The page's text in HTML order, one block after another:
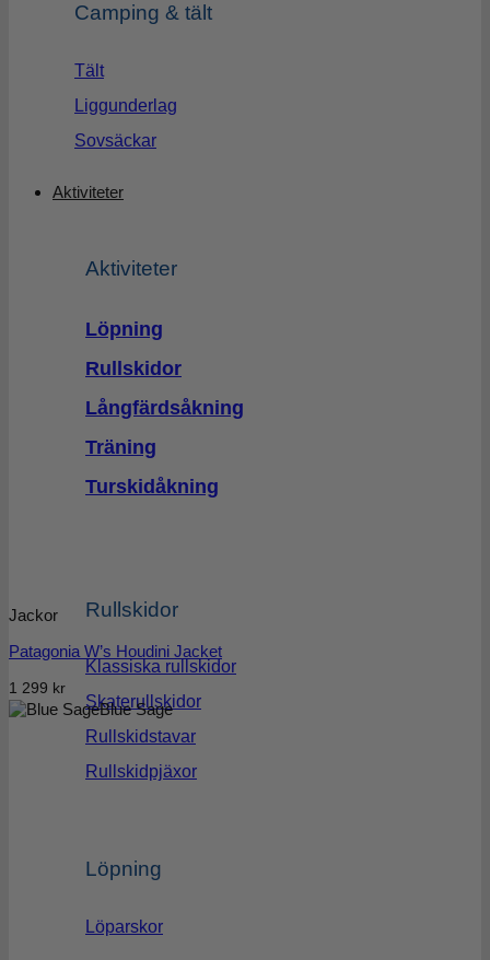
Camping & tält
Tält
Liggunderlag
Sovsäckar
Aktiviteter
Aktiviteter
Löpning
Rullskidor
Långfärdsåkning
Träning
Turskidåkning
Rullskidor
Klassiska rullskidor
Skaterullskidor
Rullskidstavar
Rullskidpjäxor
Löpning
Löparskor
Blue Sage
Jackor
Patagonia W’s Houdini Jacket
1 299 kr